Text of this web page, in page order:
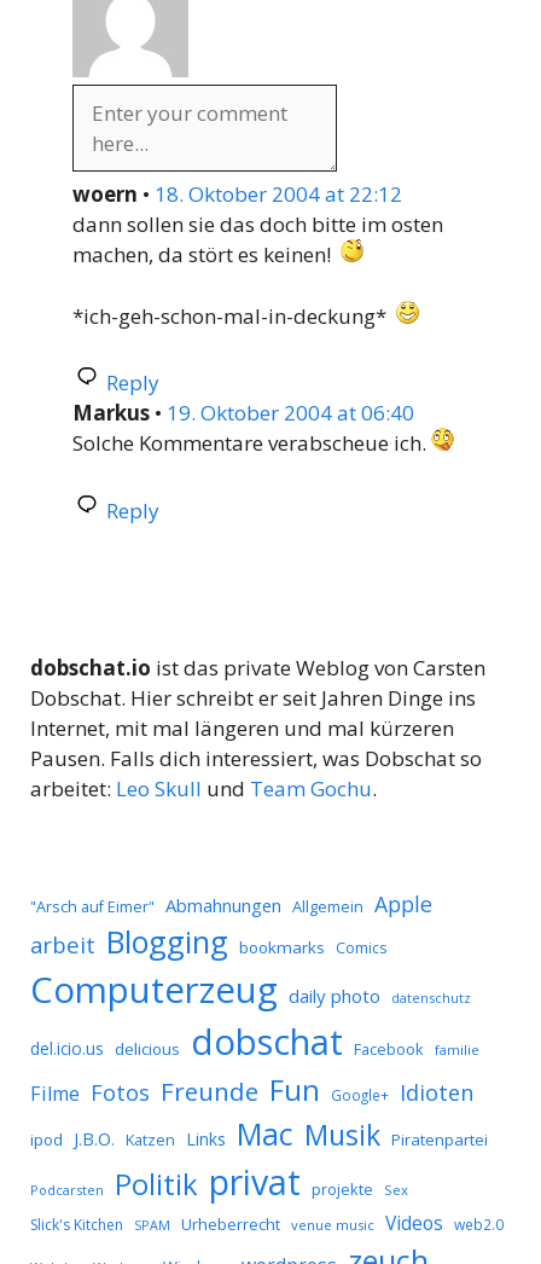
woern • 18. Oktober 2004 at 22:12
dann sollen sie das doch bitte im osten
machen, da stört es keinen!
*ich-geh-schon-mal-in-deckung*
Reply
Markus • 19. Oktober 2004 at 06:40
Solche Kommentare verabscheue ich.
Reply
dobschat.io ist das private Weblog von Carsten
Dobschat. Hier schreibt er seit Jahren Dinge ins
Internet, mit mal längeren und mal kürzeren
Pausen. Falls dich interessiert, was Dobschat so
arbeitet: Leo Skull und Team Gochu.
"Arsch auf Eimer" Abmahnungen Allgemein Apple
arbeit Blogging bookmarks Comics
Computerzeug daily photo datenschutz
del.icio.us delicious dobschat Facebook familie
Filme Fotos Freunde Fun Google+ Idioten
ipod J.B.O. Katzen Links Mac Musik Piratenpartei
Podcarsten Politik privat projekte Sex
Slick's Kitchen SPAM Urheberrecht venue music Videos web2.0